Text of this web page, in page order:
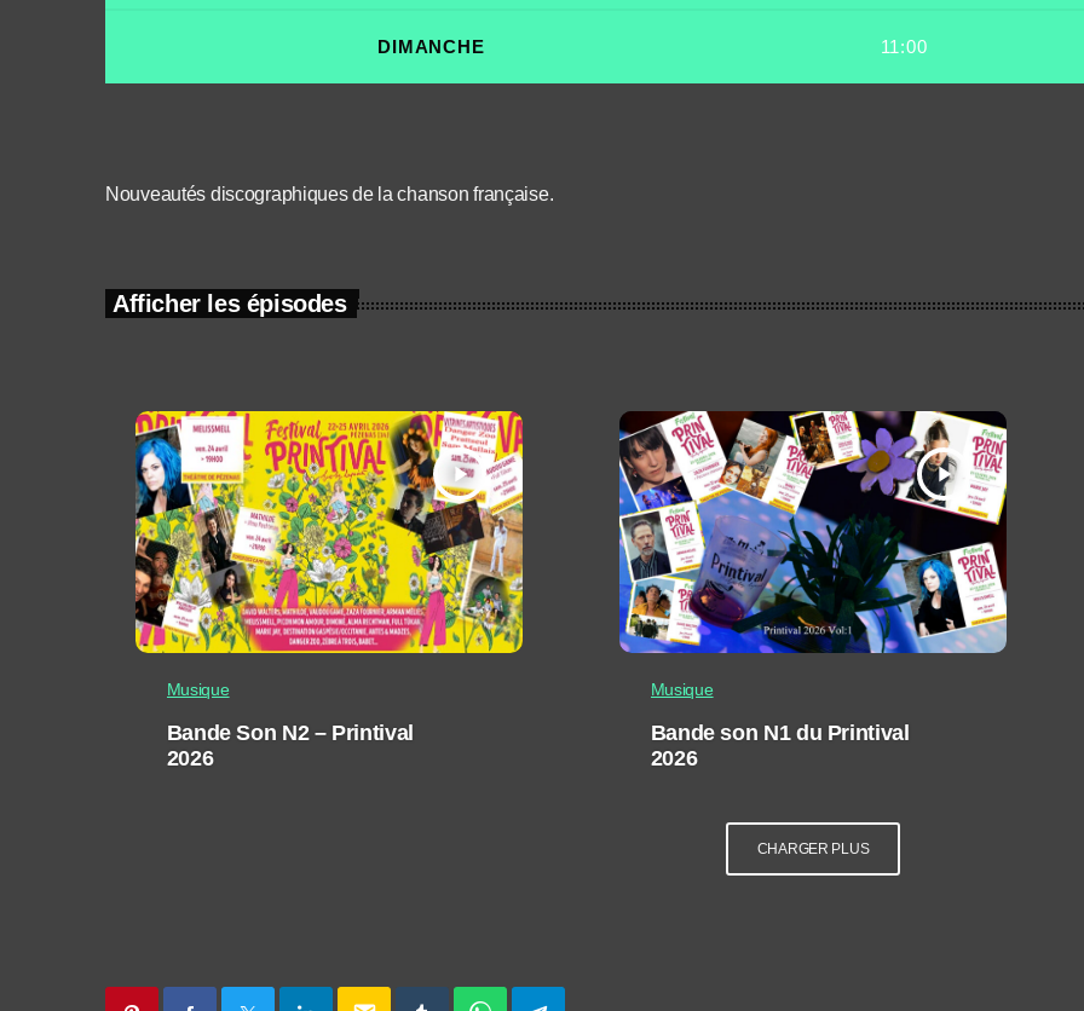
DIMANCHE 11:00
Nouveautés discographiques de la chanson française.
Afficher les épisodes
play_arrow
Musique
Bande Son N2 – Printival
2026
play_arrow
Musique
Bande son N1 du Printival
2026
CHARGER PLUS